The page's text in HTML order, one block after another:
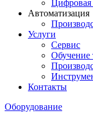
Цифровая
Автоматизация
Услуги
Сервис
Обучение
Контакты
Оборудование